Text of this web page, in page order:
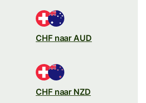
CHF naar AUD
CHF naar NZD